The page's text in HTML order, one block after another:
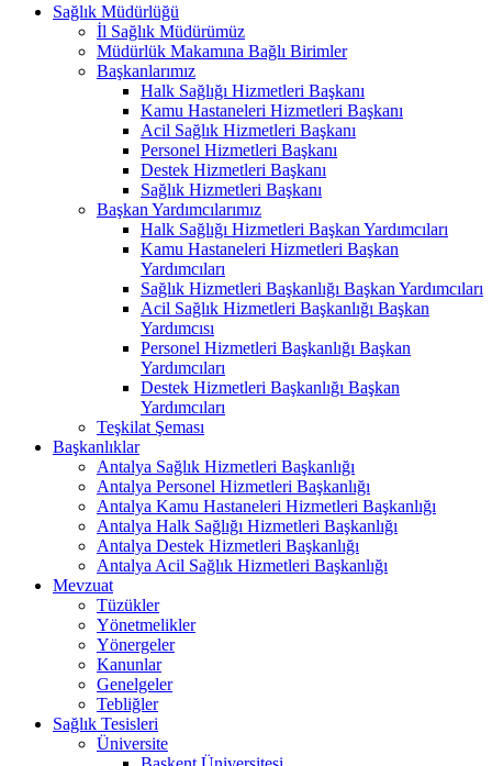
Sağlık Müdürlüğü
İl Sağlık Müdürümüz
Müdürlük Makamına Bağlı Birimler
Başkanlarımız
Halk Sağlığı Hizmetleri Başkanı
Kamu Hastaneleri Hizmetleri Başkanı
Acil Sağlık Hizmetleri Başkanı
Personel Hizmetleri Başkanı
Destek Hizmetleri Başkanı
Sağlık Hizmetleri Başkanı
Başkan Yardımcılarımız
Halk Sağlığı Hizmetleri Başkan Yardımcıları
Kamu Hastaneleri Hizmetleri Başkan
Yardımcıları
Sağlık Hizmetleri Başkanlığı Başkan Yardımcıları
Acil Sağlık Hizmetleri Başkanlığı Başkan
Yardımcısı
Personel Hizmetleri Başkanlığı Başkan
Yardımcıları
Destek Hizmetleri Başkanlığı Başkan
Yardımcıları
Teşkilat Şeması
Başkanlıklar
Antalya Sağlık Hizmetleri Başkanlığı
Antalya Personel Hizmetleri Başkanlığı
Antalya Kamu Hastaneleri Hizmetleri Başkanlığı
Antalya Halk Sağlığı Hizmetleri Başkanlığı
Antalya Destek Hizmetleri Başkanlığı
Antalya Acil Sağlık Hizmetleri Başkanlığı
Mevzuat
Tüzükler
Yönetmelikler
Yönergeler
Kanunlar
Genelgeler
Tebliğler
Sağlık Tesisleri
Üniversite